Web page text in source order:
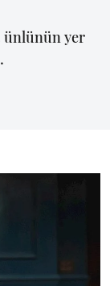
ünlünün yer